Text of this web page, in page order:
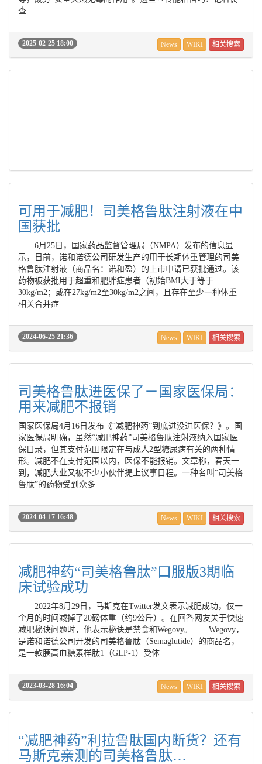
查
2025-02-25 18:00 News WIKI 相关搜索
可用于减肥！司美格鲁肽注射液在中
国获批
6月25日，国家药品监督管理局（NMPA）发布的信息显
示，日前，诺和诺德公司研发生产的用于长期体重管理的司美
格鲁肽注射液（商品名：诺和盈）的上市申请已获批通过。该
药物被获批用于超重和肥胖症患者（初始BMI大于等于
30kg/m2；或在27kg/m2至30kg/m2之间，且存在至少一种体重
相关合并症
2024-06-25 21:36 News WIKI 相关搜索
司美格鲁肽进医保了－国家医保局：
用来减肥不报销
国家医保局4月16日发布《“减肥神药”到底进没进医保？》。国
家医保局明确，虽然“减肥神药”司美格鲁肽注射液纳入国家医
保目录，但其支付范围限定在与成人2型糖尿病有关的两种情
形。减肥不在支付范围以内，医保不能报销。文章称，春天一
到，减肥大业又被不少小伙伴提上议事日程。一种名叫“司美格
鲁肽”的药物受到众多
2024-04-17 16:48 News WIKI 相关搜索
减肥神药“司美格鲁肽”口服版3期临
床试验成功
2022年8月29日，马斯克在Twitter发文表示减肥成功，仅一
个月的时间减掉了20磅体重（约9公斤）。在回答网友关于快速
减肥秘诀问题时，他表示秘诀是禁食和Wegovy。 Wegovy，
是诺和诺德公司开发的司美格鲁肽（Semaglutide）的商品名，
是一款胰高血糖素样肽1（GLP-1）受体
2023-03-28 16:04 News WIKI 相关搜索
“减肥神药”利拉鲁肽国内断货？还有
马斯克亲测的司美格鲁肽…